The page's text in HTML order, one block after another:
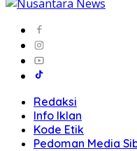
Redaksi
Info Iklan
Kode Etik
Pedoman Media